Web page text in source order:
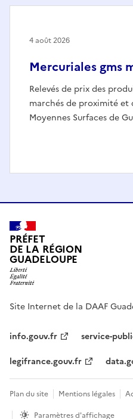
Mercuriales gms
Relevés de prix des
marchés de proximité et
Moyennes Surfaces de
4 août 2026
PRÉFET
DE LA RÉGION
GUADELOUPE
Site Internet de la DAAF
info.gouv.fr
service-
legifrance.gouv.fr
Plan du site Mentions légales
Paramètres d'affichage